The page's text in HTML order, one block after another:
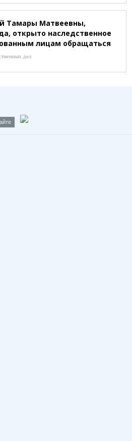
Тамары Матвеевны,
открыто наследственное
лицам обращаться
Р.Р. по адресу:
253-43-87
дел